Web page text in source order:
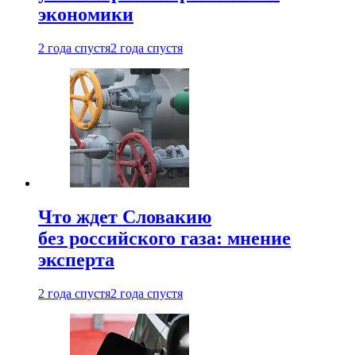
экономики
2 года спустя2 года спустя
Что ждет Словакию
без российского газа: мнение
эксперта
2 года спустя2 года спустя